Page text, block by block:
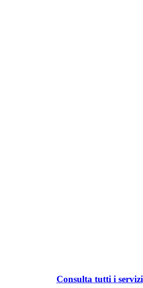
Consulta tutti i servizi